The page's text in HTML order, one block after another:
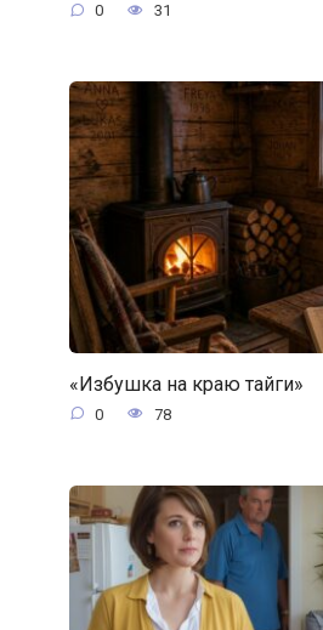
0 31
«Избушка на краю тайги»
0 78